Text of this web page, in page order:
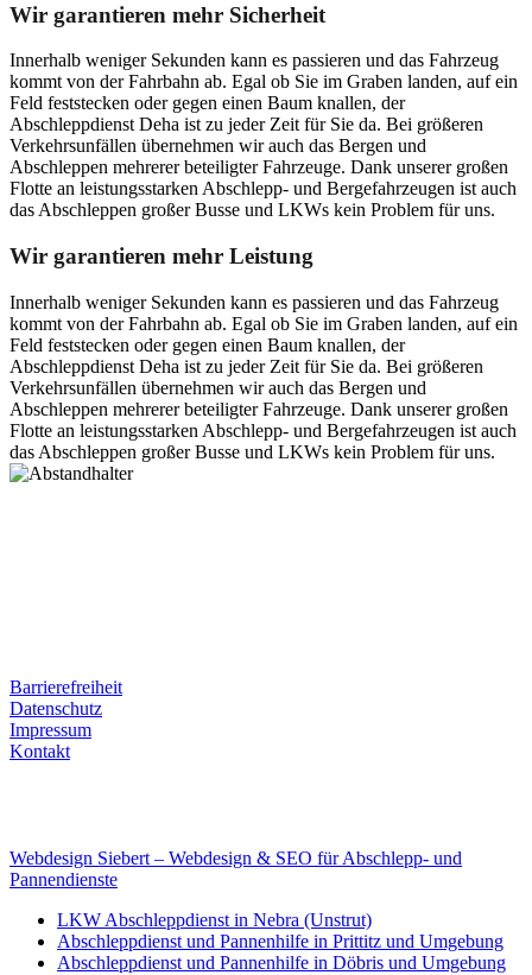
Wir garantieren mehr Sicherheit
Innerhalb weniger Sekunden kann es passieren und das Fahrzeug
kommt von der Fahrbahn ab. Egal ob Sie im Graben landen, auf ein
Feld feststecken oder gegen einen Baum knallen, der
Abschleppdienst Deha ist zu jeder Zeit für Sie da. Bei größeren
Verkehrsunfällen übernehmen wir auch das Bergen und
Abschleppen mehrerer beteiligter Fahrzeuge. Dank unserer großen
Flotte an leistungsstarken Abschlepp- und Bergefahrzeugen ist auch
das Abschleppen großer Busse und LKWs kein Problem für uns.
Wir garantieren mehr Leistung
Innerhalb weniger Sekunden kann es passieren und das Fahrzeug
kommt von der Fahrbahn ab. Egal ob Sie im Graben landen, auf ein
Feld feststecken oder gegen einen Baum knallen, der
Abschleppdienst Deha ist zu jeder Zeit für Sie da. Bei größeren
Verkehrsunfällen übernehmen wir auch das Bergen und
Abschleppen mehrerer beteiligter Fahrzeuge. Dank unserer großen
Flotte an leistungsstarken Abschlepp- und Bergefahrzeugen ist auch
das Abschleppen großer Busse und LKWs kein Problem für uns.
Barrierefreiheit
Datenschutz
Impressum
Kontakt
Webdesign Siebert – Webdesign & SEO für Abschlepp- und
Pannendienste
LKW Abschleppdienst in Nebra (Unstrut)
Abschleppdienst und Pannenhilfe in Prittitz und Umgebung
Abschleppdienst und Pannenhilfe in Döbris und Umgebung